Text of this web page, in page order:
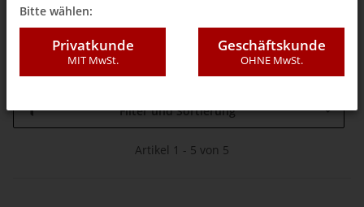
Aktionswoche
Filter und Sortierung
Artikel 1 - 5 von 5
Bitte wählen:
Privatkunde
MIT MwSt.
Geschäftskunde
OHNE MwSt.